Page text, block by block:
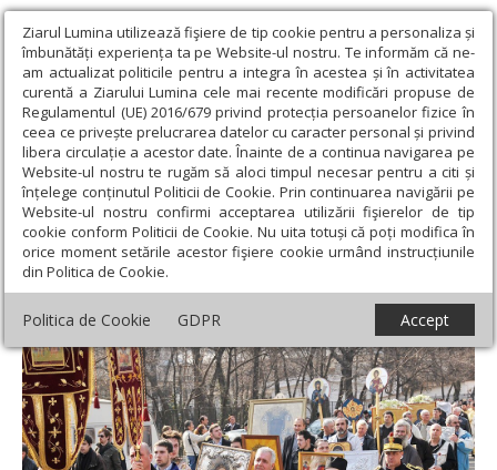
Ziarul Lumina utilizează fişiere de tip cookie pentru a personaliza și
îmbunătăți experiența ta pe Website-ul nostru. Te informăm că ne-
am actualizat politicile pentru a integra în acestea și în activitatea
curentă a Ziarului Lumina cele mai recente modificări propuse de
Regulamentul (UE) 2016/679 privind protecția persoanelor fizice în
ceea ce privește prelucrarea datelor cu caracter personal și privind
libera circulație a acestor date. Înainte de a continua navigarea pe
Website-ul nostru te rugăm să aloci timpul necesar pentru a citi și
înțelege conținutul Politicii de Cookie. Prin continuarea navigării pe
Website-ul nostru confirmi acceptarea utilizării fişierelor de tip
cookie conform Politicii de Cookie. Nu uita totuși că poți modifica în
orice moment setările acestor fişiere cookie urmând instrucțiunile
din Politica de Cookie.
Politica de Cookie GDPR Accept
Ziarul Lumina › Actualitate religioasă › Mesaje și cuvântări ›
Cinstirea sfintelor icoane, prin rugăciune şi faptă bună
Cinstirea sfintelor icoane, prin rugăciune şi
faptă bună